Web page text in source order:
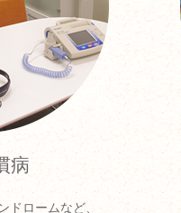
病
ドロームなど、